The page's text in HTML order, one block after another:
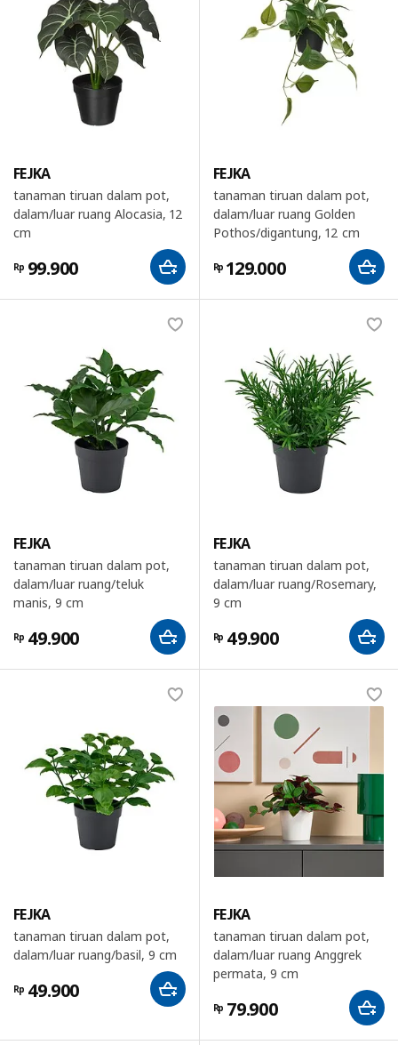
FEJKA
tanaman tiruan dalam pot,
dalam/luar ruang Alocasia, 12
cm
Rp 99.900
FEJKA
tanaman tiruan dalam pot,
dalam/luar ruang Golden
Pothos/digantung, 12 cm
Rp 129.000
FEJKA
tanaman tiruan dalam pot,
dalam/luar ruang/teluk
manis, 9 cm
Rp 49.900
FEJKA
tanaman tiruan dalam pot,
dalam/luar ruang/Rosemary,
9 cm
Rp 49.900
FEJKA
tanaman tiruan dalam pot,
dalam/luar ruang/basil, 9 cm
Rp 49.900
FEJKA
tanaman tiruan dalam pot,
dalam/luar ruang Anggrek
permata, 9 cm
Rp 79.900